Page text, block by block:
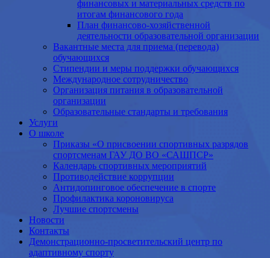
финансовых и материальных средств по
итогам финансового года
План финансово-хозяйственной
деятельности образовательной организации
Вакантные места для приема (перевода)
обучающихся
Стипендии и меры поддержки обучающихся
Международное сотрудничество
Организация питания в образовательной
организации
Образовательные стандарты и требования
Услуги
О школе
Приказы «О присвоении спортивных разрядов
спортсменам ГАУ ДО ВО «САШПСР»
Календарь спортивных мероприятий
Противодействие коррупции
Антидопинговое обеспечение в спорте
Профилактика короновируса
Лучшие спортсмены
Новости
Контакты
Демонстрационно-просветительский центр по
адаптивному спорту